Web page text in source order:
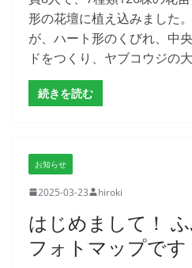
形の花壇に植え込みました
が、ハート形のくびれ、中
ドをつくり、ヤブコウジの大
続きを読む
お知らせ
2025-03-23 hiroki
はじめまして！
フォトマップです